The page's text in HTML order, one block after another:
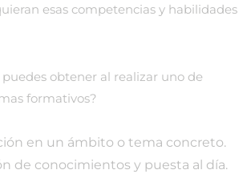
esas competencias y habilidades
obtener al realizar uno de
formativos?
en un ámbito o tema concreto.
de conocimientos y puesta al día.